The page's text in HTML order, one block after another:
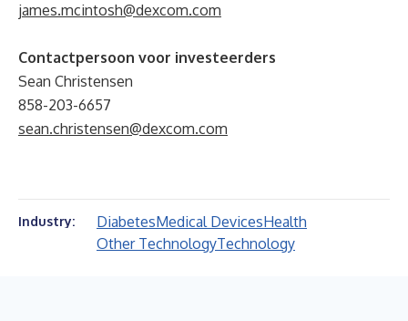
james.mcintosh@dexcom.com
Contactpersoon voor investeerders
Sean Christensen
858-203-6657
sean.christensen@dexcom.com
Industry: DiabetesMedical DevicesHealth
Other TechnologyTechnology